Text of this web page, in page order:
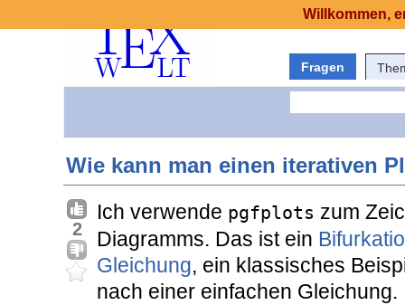
Fragen
Wie kann man einen iterativen
2
Ich verwende pgfplots zum
Diagramms. Das ist ein
Gleichung, ein klassisches
nach einer einfachen Gleichung.
Willkommen,